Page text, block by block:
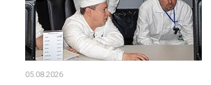
05.08.2026